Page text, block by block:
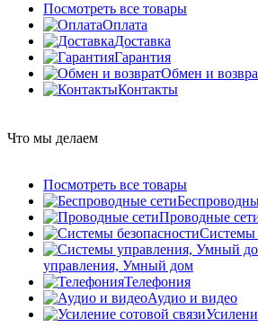
Посмотреть все товары
Оплата
Доставка
Гарантия
Обмен и
Контакты
Что мы делаем
Посмотреть все товары
Проводные
Системы
управления, Умный дом
Телефония
Аудио и видео